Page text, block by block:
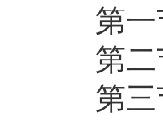
第
第
第